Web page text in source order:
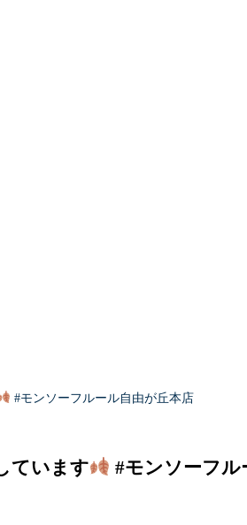
#モンソーフルール自由が丘本店
ています #モンソーフル